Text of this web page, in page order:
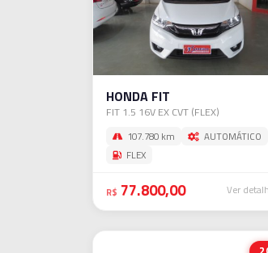
HONDA FIT
FIT 1.5 16V EX CVT (FLEX)
107.780 km
AUTOMÁTICO
FLEX
R$ 77.800,00 Ver